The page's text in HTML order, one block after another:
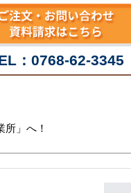
：0768-62-3345
」へ！